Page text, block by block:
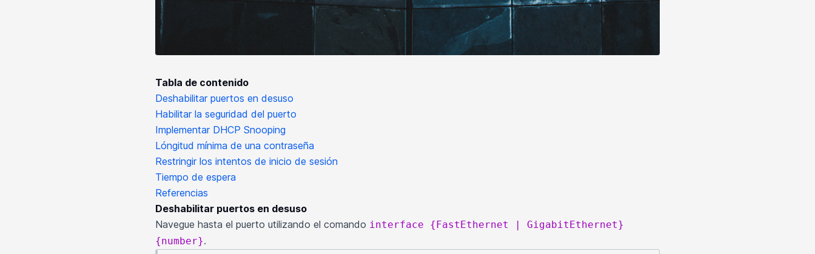
Tabla de contenido
Deshabilitar puertos en desuso
Habilitar la seguridad del puerto
Implementar DHCP Snooping
Lóngitud mínima de una contraseña
Restringir los intentos de inicio de sesión
Tiempo de espera
Referencias
Deshabilitar puertos en desuso
Navegue hasta el puerto utilizando el comando interface {FastEthernet | GigabitEthernet}
{number}.